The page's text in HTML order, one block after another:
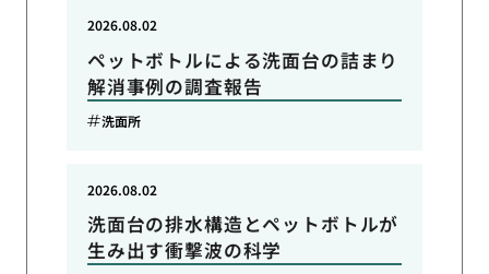
ペットボトルによる洗面台の詰まり
解消事例の調査報告
2026.08.02
洗面所
洗面台の排水構造とペットボトルが
生み出す衝撃波の科学
2026.08.02